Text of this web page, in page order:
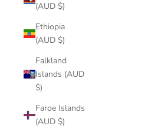
(AUD $)
Ethiopia
(AUD $)
Falkland
Islands (AUD
$)
Faroe Islands
(AUD $)